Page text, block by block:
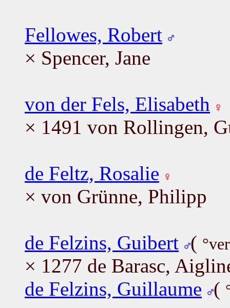
Fellowes, Robert
× Spencer, Jane
von der Fels, Elisabeth
× 1491 von Rollingen,
de Feltz, Rosalie
× von Grünne, Philipp
de Felzins, Guibert (
× 1277 de Barasc,
de Felzins, Guillaume (